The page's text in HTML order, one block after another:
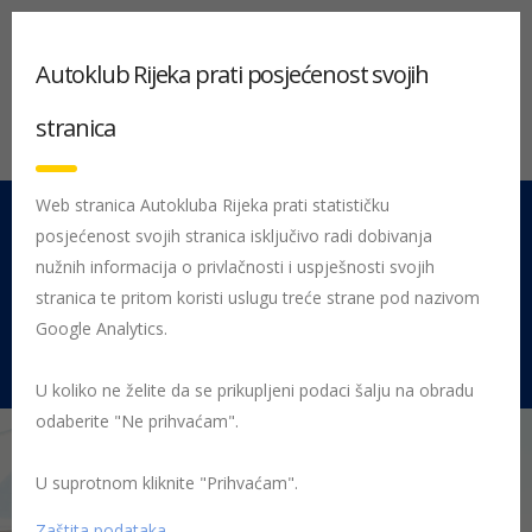
051 212 442 Centrala
Pon - Pet 08:00 - 16:00
Rujevica 9/1, 51000 Rijeka
Početna Posljednje objavljene novosti
Autoklub Rijeka prati posjećenost svojih
stranica
Web stranica Autokluba Rijeka prati statističku
posjećenost svojih stranica isključivo radi dobivanja
nužnih informacija o privlačnosti i uspješnosti svojih
stranica te pritom koristi uslugu treće strane pod nazivom
Google Analytics.
U koliko ne želite da se prikupljeni podaci šalju na obradu
odaberite "Ne prihvaćam".
U suprotnom kliknite "Prihvaćam".